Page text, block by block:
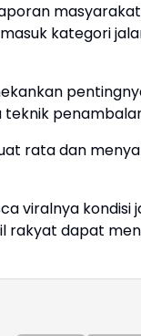
kategori
rata dan
viralnya kondisi
rakyat dapat